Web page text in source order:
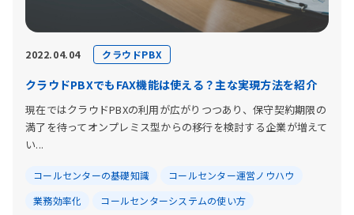
2022.04.04 クラウドPBX
クラウドPBXでもFAX機能は使える？主な実現方法を紹介
現在ではクラウドPBXの利用が広がりつつあり、保守契約期限の
満了を待ってオンプレミス型からの移行を検討する企業が増えて
い...
コールセンターの基礎知識
コールセンター運営ノウハウ
業務効率化
コールセンターシステムの使い方